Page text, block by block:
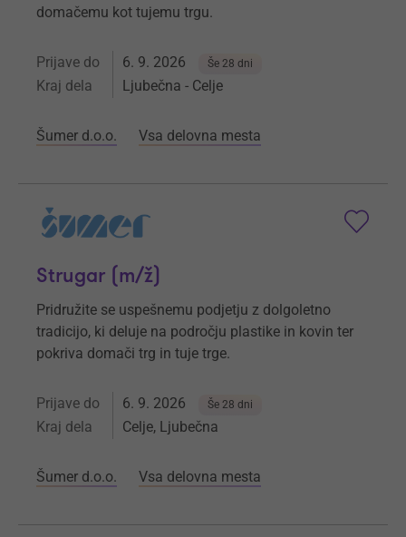
domačemu kot tujemu trgu.
Prijave do 6. 9. 2026 Še 28 dni
Kraj dela Ljubečna - Celje
Šumer d.o.o. Vsa delovna mesta
Strugar (m/ž)
Pridružite se uspešnemu podjetju z dolgoletno
tradicijo, ki deluje na področju plastike in kovin ter
pokriva domači trg in tuje trge.
Prijave do 6. 9. 2026 Še 28 dni
Kraj dela Celje, Ljubečna
Šumer d.o.o. Vsa delovna mesta